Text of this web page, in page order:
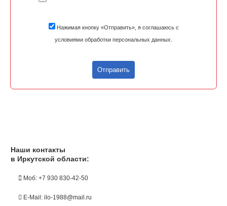
Нажимая кнопку «Отправить», я соглашаюсь с
условиями обработки персональных данных.
Отправить
Наши контакты
в Иркутской области:
Моб: +7 930 830-42-50
E-Mail: ilo-1988@mail.ru